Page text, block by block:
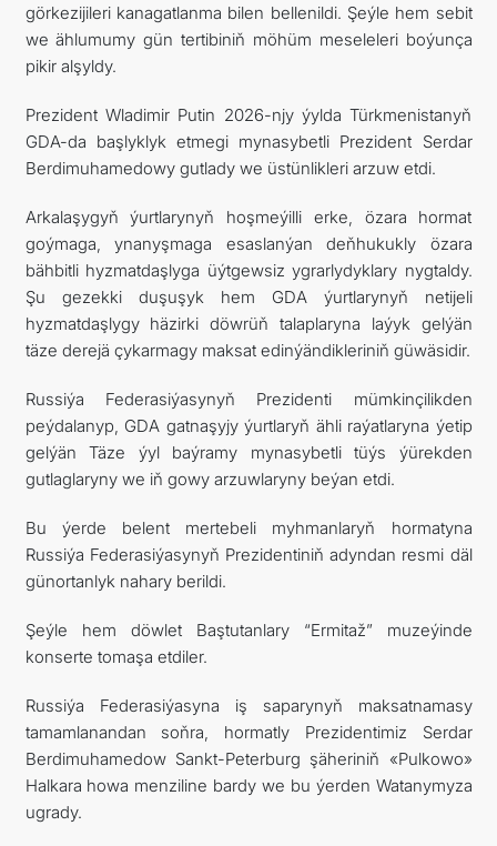
görkezijileri kanagatlanma bilen bellenildi. Şeýle hem sebit
we ählumumy gün tertibiniň möhüm meseleleri boýunça
pikir alşyldy.
Prezident Wladimir Putin 2026-njy ýylda Türkmenistanyň
GDA-da başlyklyk etmegi mynasybetli Prezident Serdar
Berdimuhamedowy gutlady we üstünlikleri arzuw etdi.
Arkalaşygyň ýurtlarynyň hoşmeýilli erke, özara hormat
goýmaga, ynanyşmaga esaslanýan deňhukukly özara
bähbitli hyzmatdaşlyga üýtgewsiz ygrarlydyklary nygtaldy.
Şu gezekki duşuşyk hem GDA ýurtlarynyň netijeli
hyzmatdaşlygy häzirki döwrüň talaplaryna laýyk gelýän
täze derejä çykarmagy maksat edinýändikleriniň güwäsidir.
Russiýa Federasiýasynyň Prezidenti mümkinçilikden
peýdalanyp, GDA gatnaşyjy ýurtlaryň ähli raýatlaryna ýetip
gelýän Täze ýyl baýramy mynasybetli tüýs ýürekden
gutlaglaryny we iň gowy arzuwlaryny beýan etdi.
Bu ýerde belent mertebeli myhmanlaryň hormatyna
Russiýa Federasiýasynyň Prezidentiniň adyndan resmi däl
günortanlyk nahary berildi.
Şeýle hem döwlet Baştutanlary “Ermitaž” muzeýinde
konserte tomaşa etdiler.
Russiýa Federasiýasyna iş saparynyň maksatnamasy
tamamlanandan soňra, hormatly Prezidentimiz Serdar
Berdimuhamedow Sankt-Peterburg şäheriniň «Pulkowo»
Halkara howa menziline bardy we bu ýerden Watanymyza
ugrady.